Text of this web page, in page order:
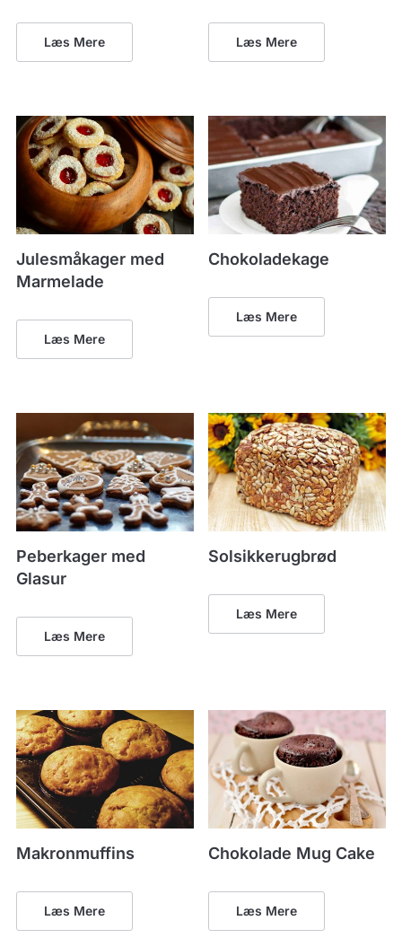
Læs Mere Læs Mere
Julesmåkager med
Marmelade
Læs Mere
Chokoladekage
Læs Mere
Peberkager med
Glasur
Læs Mere
Solsikkerugbrød
Læs Mere
Makronmuffins
Læs Mere
Chokolade Mug Cake
Læs Mere